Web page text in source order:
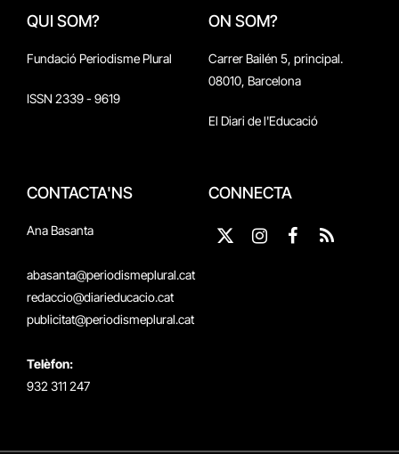
QUI SOM?
Fundació Periodisme Plural
ISSN 2339 - 9619
ON SOM?
Carrer Bailén 5, principal.
08010, Barcelona
El Diari de l'Educació
CONTACTA'NS
Ana Basanta
abasanta@periodismeplural.cat
redaccio@diarieducacio.cat
publicitat@periodismeplural.cat
Telèfon:
932 311 247
CONNECTA
X
Instagram
Facebook
RSS